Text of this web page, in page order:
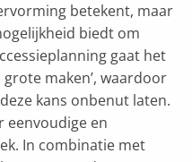
betekent, maar
biedt om
gaat het
grote maken’, waardoor
kans onbenut laten.
eenvoudige en
In combinatie met